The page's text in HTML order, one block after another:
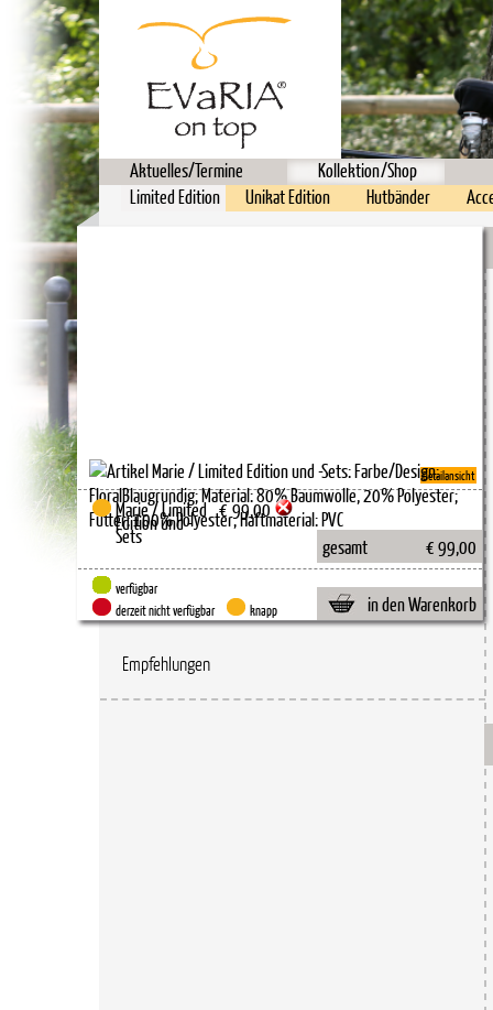
Aktuelles/Termine
Kollektion/Shop
Limited Edition
Unikat Edition Hutbänder
Detailansicht
Marie / Limited
Edition und -
Sets
€99,00
gesamt
€ 99,00
verfügbar
derzeit nicht verfügbar
knapp in den Warenkorb
Empfehlungen